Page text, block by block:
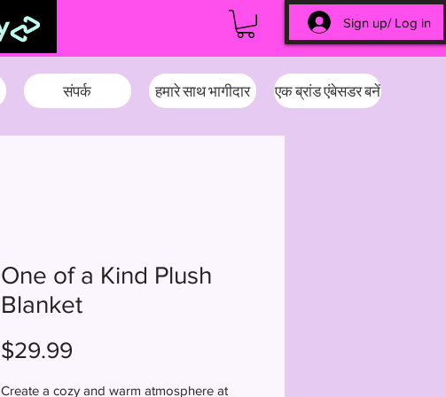
Sign up/ Log in
संपर्क हमारे साथ भागीदार एक ब्रांड एंबेसडर बनें
One of a Kind Plush
Blanket
$29.99
Create a cozy and warm atmosphere at